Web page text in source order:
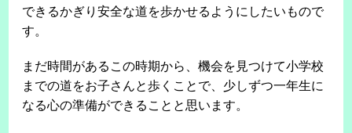
できるかぎり安全な道を歩かせるようにしたいもので
す。
まだ時間があるこの時期から、機会を見つけて小学校
までの道をお子さんと歩くことで、少しずつ一年生に
なる心の準備ができることと思います。